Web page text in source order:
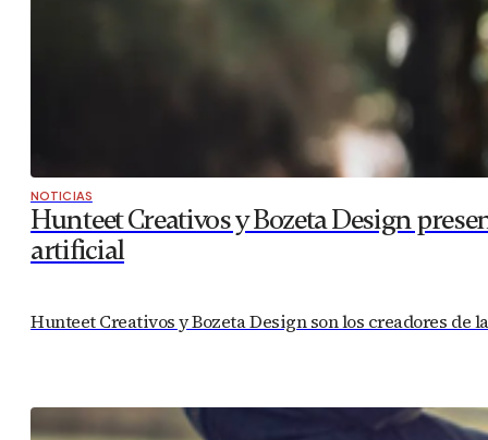
NOTICIAS
Hunteet Creativos y Bozeta Design
artificial
Hunteet Creativos y Bozeta Design son los creadores